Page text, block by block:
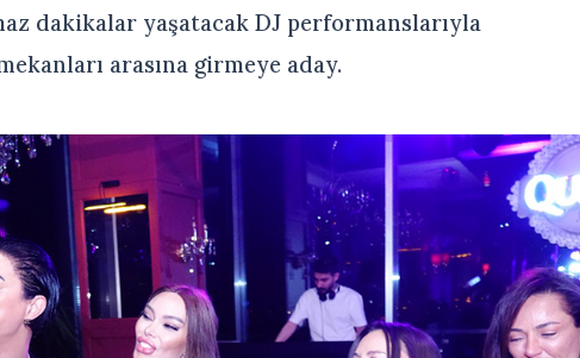
dakikalar yaşatacak DJ performanslarıyla
arasına girmeye aday.